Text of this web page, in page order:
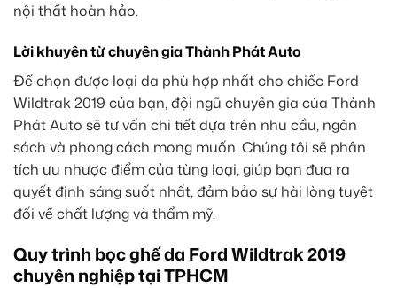
nội thất hoàn hảo.
Lời khuyên từ chuyên gia Thành Phát Auto
Để chọn được loại da phù hợp nhất cho chiếc Ford
Wildtrak 2019 của bạn, đội ngũ chuyên gia của Thành
Phát Auto sẽ tư vấn chi tiết dựa trên nhu cầu, ngân
sách và phong cách mong muốn. Chúng tôi sẽ phân
tích ưu nhược điểm của từng loại, giúp bạn đưa ra
quyết định sáng suốt nhất, đảm bảo sự hài lòng tuyệt
đối về chất lượng và thẩm mỹ.
Quy trình bọc ghế da Ford Wildtrak 2019
chuyên nghiệp tại TPHCM